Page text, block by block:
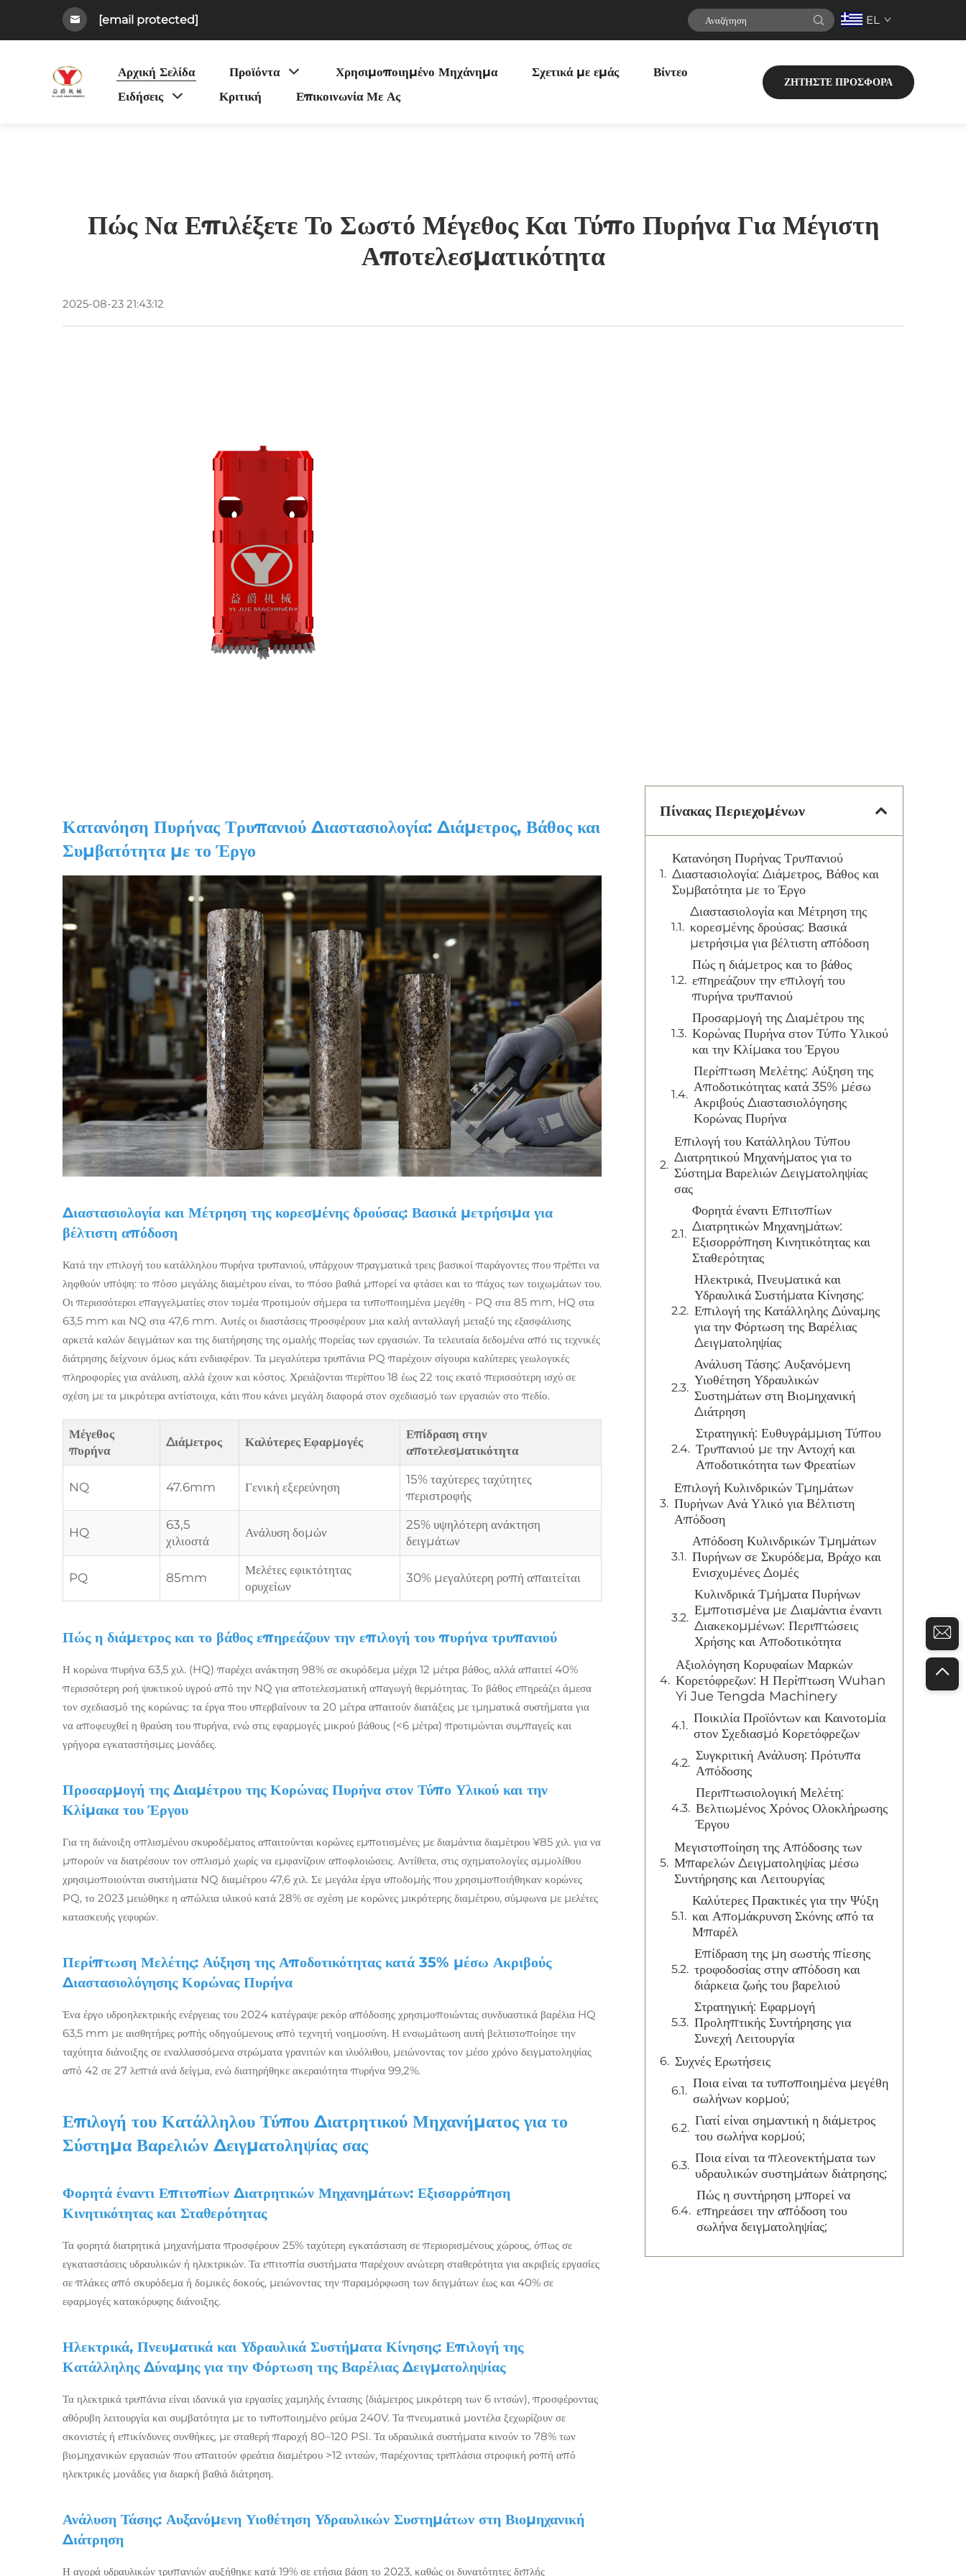
[email protected] EL
Αρχική Σελίδα Προϊόντα Χρησιμοποιημένο Μηχάνημα Σχετικά με εμάς
Βίντεο
Ειδήσεις
Κριτική Επικοινωνία Με Ας
ΖΗΤΗΣΤΕ ΠΡΟΣΦΟΡΑ
Πώς Να Επιλέξετε Το Σωστό Μέγεθος Και Τύπο Πυρήνα Για Μέγιστη
Αποτελεσματικότητα
2025-08-23 21:43:12
Κατανόηση Πυρήνας Τρυπανιού Διαστασιολογία: Διάμετρος, Βάθος και
Συμβατότητα με το Έργο
Διαστασιολογία και Μέτρηση της κορεσμένης δρούσας: Βασικά μετρήσιμα για
βέλτιστη απόδοση
Κατά την επιλογή του κατάλληλου πυρήνα τρυπανιού, υπάρχουν πραγματικά τρεις βασικοί παράγοντες που πρέπει να
ληφθούν υπόψη: το πόσο μεγάλης διαμέτρου είναι, το πόσο βαθιά μπορεί να φτάσει και το πάχος των τοιχωμάτων του.
Οι περισσότεροι επαγγελματίες στον τομέα προτιμούν σήμερα τα τυποποιημένα μεγέθη - PQ στα 85 mm, HQ στα
63,5 mm και NQ στα 47,6 mm. Αυτές οι διαστάσεις προσφέρουν μια καλή ανταλλαγή μεταξύ της εξασφάλισης
αρκετά καλών δειγμάτων και της διατήρησης της ομαλής πορείας των εργασιών. Τα τελευταία δεδομένα από τις τεχνικές
διάτρησης δείχνουν όμως κάτι ενδιαφέρον. Τα μεγαλύτερα τρυπάνια PQ παρέχουν σίγουρα καλύτερες γεωλογικές
πληροφορίες για ανάλυση, αλλά έχουν και κόστος. Χρειάζονται περίπου 18 έως 22 τοις εκατό περισσότερη ισχύ σε
σχέση με τα μικρότερα αντίστοιχα, κάτι που κάνει μεγάλη διαφορά στον σχεδιασμό των εργασιών στο πεδίο.
Μέγεθος
πυρήνα
Διάμετρος Καλύτερες Εφαρμογές
Επίδραση στην
αποτελεσματικότητα
NQ 47.6mm Γενική εξερεύνηση
15% ταχύτερες ταχύτητες
περιστροφής
HQ
63,5
χιλιοστά
Ανάλυση δομών
25% υψηλότερη ανάκτηση
δειγμάτων
PQ 85mm
Μελέτες εφικτότητας
ορυχείων
30% μεγαλύτερη ροπή απαιτείται
Πώς η διάμετρος και το βάθος επηρεάζουν την επιλογή του πυρήνα τρυπανιού
Η κορώνα πυρήνα 63,5 χιλ. (HQ) παρέχει ανάκτηση 98% σε σκυρόδεμα μέχρι 12 μέτρα βάθος, αλλά απαιτεί 40%
περισσότερη ροή ψυκτικού υγρού από την NQ για αποτελεσματική απαγωγή θερμότητας. Το βάθος επηρεάζει άμεσα
τον σχεδιασμό της κορώνας: τα έργα που υπερβαίνουν τα 20 μέτρα απαιτούν διατάξεις με τμηματικά συστήματα για
να αποφευχθεί η θραύση του πυρήνα, ενώ στις εφαρμογές μικρού βάθους (<6 μέτρα) προτιμώνται συμπαγείς και
γρήγορα εγκαταστήσιμες μονάδες.
Προσαρμογή της Διαμέτρου της Κορώνας Πυρήνα στον Τύπο Υλικού και την
Κλίμακα του Έργου
Για τη διάνοιξη οπλισμένου σκυροδέματος απαιτούνται κορώνες εμποτισμένες με διαμάντια διαμέτρου ¥85 χιλ. για να
μπορούν να διατρέσουν τον οπλισμό χωρίς να εμφανίζουν αποφλοιώσεις. Αντίθετα, στις σχηματολογίες αμμολίθου
χρησιμοποιούνται συστήματα NQ διαμέτρου 47,6 χιλ. Σε μεγάλα έργα υποδομής που χρησιμοποιήθηκαν κορώνες
PQ, το 2023 μειώθηκε η απώλεια υλικού κατά 28% σε σχέση με κορώνες μικρότερης διαμέτρου, σύμφωνα με μελέτες
κατασκευής γεφυρών.
Περίπτωση Μελέτης: Αύξηση της Αποδοτικότητας κατά 35% μέσω Ακριβούς
Διαστασιολόγησης Κορώνας Πυρήνα
Ένα έργο υδροηλεκτρικής ενέργειας του 2024 κατέγραψε ρεκόρ απόδοσης χρησιμοποιώντας συνδυαστικά βαρέλια HQ
63,5 mm με αισθητήρες ροπής οδηγούμενους από τεχνητή νοημοσύνη. Η ενσωμάτωση αυτή βελτιστοποίησε την
ταχύτητα διάνοιξης σε εναλλασσόμενα στρώματα γρανιτών και ιλυόλιθου, μειώνοντας τον μέσο χρόνο δειγματοληψίας
από 42 σε 27 λεπτά ανά δείγμα, ενώ διατηρήθηκε ακεραιότητα πυρήνα 99,2%.
Επιλογή του Κατάλληλου Τύπου Διατρητικού Μηχανήματος για το
Σύστημα Βαρελιών Δειγματοληψίας σας
Φορητά έναντι Επιτοπίων Διατρητικών Μηχανημάτων: Εξισορρόπηση
Κινητικότητας και Σταθερότητας
Τα φορητά διατρητικά μηχανήματα προσφέρουν 25% ταχύτερη εγκατάσταση σε περιορισμένους χώρους, όπως σε
εγκαταστάσεις υδραυλικών ή ηλεκτρικών. Τα επιτοπία συστήματα παρέχουν ανώτερη σταθερότητα για ακριβείς εργασίες
σε πλάκες από σκυρόδεμα ή δομικές δοκούς, μειώνοντας την παραμόρφωση των δειγμάτων έως και 40% σε
εφαρμογές κατακόρυφης διάνοιξης.
Ηλεκτρικά, Πνευματικά και Υδραυλικά Συστήματα Κίνησης: Επιλογή της
Κατάλληλης Δύναμης για την Φόρτωση της Βαρέλιας Δειγματοληψίας
Τα ηλεκτρικά τρυπάνια είναι ιδανικά για εργασίες χαμηλής έντασης (διάμετρος μικρότερη των 6 ιντσών), προσφέροντας
αθόρυβη λειτουργία και συμβατότητα με το τυποποιημένο ρεύμα 240V. Τα πνευματικά μοντέλα ξεχωρίζουν σε
σκονιστές ή επικίνδυνες συνθήκες, με σταθερή παροχή 80–120 PSI. Τα υδραυλικά συστήματα κινούν το 78% των
βιομηχανικών εργασιών που απαιτούν φρεάτια διαμέτρου >12 ιντσών, παρέχοντας τριπλάσια στροφική ροπή από
ηλεκτρικές μονάδες για διαρκή βαθιά διάτρηση.
Ανάλυση Τάσης: Αυξανόμενη Υιοθέτηση Υδραυλικών Συστημάτων στη Βιομηχανική
Διάτρηση
Η αγορά υδραυλικών τρυπανιών αυξήθηκε κατά 19% σε ετήσια βάση το 2023, καθώς οι δυνατότητες διπλής
Πίνακας Περιεχομένων
Κατανόηση Πυρήνας Τρυπανιού
Διαστασιολογία: Διάμετρος, Βάθος και
Συμβατότητα με το Έργο
Διαστασιολογία και Μέτρηση της
κορεσμένης δρούσας: Βασικά
μετρήσιμα για βέλτιστη απόδοση
Πώς η διάμετρος και το βάθος
επηρεάζουν την επιλογή του
πυρήνα τρυπανιού
Προσαρμογή της Διαμέτρου της
Κορώνας Πυρήνα στον Τύπο Υλικού
και την Κλίμακα του Έργου
Περίπτωση Μελέτης: Αύξηση της
Αποδοτικότητας κατά 35% μέσω
Ακριβούς Διαστασιολόγησης
Κορώνας Πυρήνα
Επιλογή του Κατάλληλου Τύπου
Διατρητικού Μηχανήματος για το
Σύστημα Βαρελιών Δειγματοληψίας
σας
Φορητά έναντι Επιτοπίων
Διατρητικών Μηχανημάτων:
Εξισορρόπηση Κινητικότητας και
Σταθερότητας
Ηλεκτρικά, Πνευματικά και
Υδραυλικά Συστήματα Κίνησης:
Επιλογή της Κατάλληλης Δύναμης
για την Φόρτωση της Βαρέλιας
Δειγματοληψίας
Ανάλυση Τάσης: Αυξανόμενη
Υιοθέτηση Υδραυλικών
Συστημάτων στη Βιομηχανική
Διάτρηση
Στρατηγική: Ευθυγράμμιση Τύπου
Τρυπανιού με την Αντοχή και
Αποδοτικότητα των Φρεατίων
Επιλογή Κυλινδρικών Τμημάτων
Πυρήνων Ανά Υλικό για Βέλτιστη
Απόδοση
Απόδοση Κυλινδρικών Τμημάτων
Πυρήνων σε Σκυρόδεμα, Βράχο και
Ενισχυμένες Δομές
Κυλινδρικά Τμήματα Πυρήνων
Εμποτισμένα με Διαμάντια έναντι
Διακεκομμένων: Περιπτώσεις
Χρήσης και Αποδοτικότητα
Αξιολόγηση Κορυφαίων Μαρκών
Κορετόφρεζων: Η Περίπτωση Wuhan
Yi Jue Tengda Machinery
Ποικιλία Προϊόντων και Καινοτομία
στον Σχεδιασμό Κορετόφρεζων
Συγκριτική Ανάλυση: Πρότυπα
Απόδοσης
Περιπτωσιολογική Μελέτη:
Βελτιωμένος Χρόνος Ολοκλήρωσης
Έργου
Μεγιστοποίηση της Απόδοσης των
Μπαρελών Δειγματοληψίας μέσω
Συντήρησης και Λειτουργίας
Καλύτερες Πρακτικές για την Ψύξη
και Απομάκρυνση Σκόνης από τα
Μπαρέλ
Επίδραση της μη σωστής πίεσης
τροφοδοσίας στην απόδοση και
διάρκεια ζωής του βαρελιού
Στρατηγική: Εφαρμογή
Προληπτικής Συντήρησης για
Συνεχή Λειτουργία
Συχνές Ερωτήσεις
Ποια είναι τα τυποποιημένα μεγέθη
σωλήνων κορμού;
Γιατί είναι σημαντική η διάμετρος
του σωλήνα κορμού;
Ποια είναι τα πλεονεκτήματα των
υδραυλικών συστημάτων διάτρησης;
Πώς η συντήρηση μπορεί να
επηρεάσει την απόδοση του
σωλήνα δειγματοληψίας;